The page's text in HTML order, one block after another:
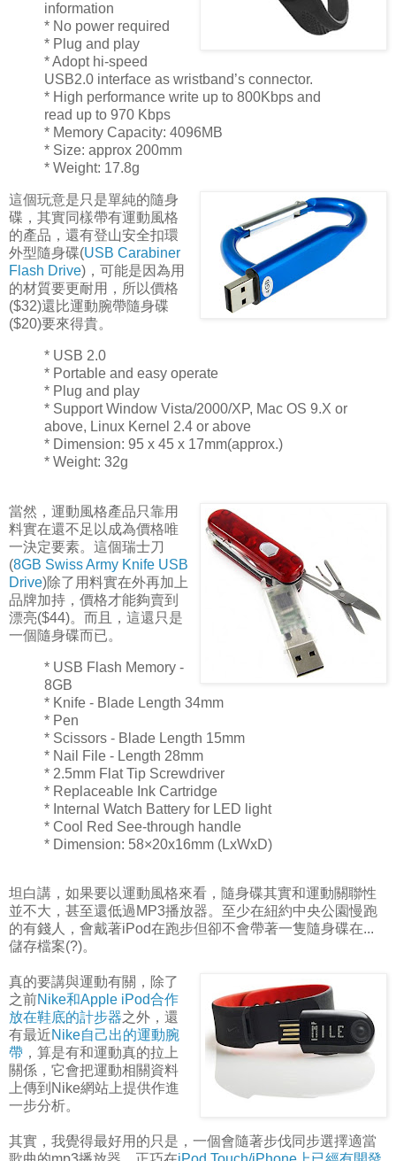
information
* No power required
* Plug and play
* Adopt hi-speed
USB2.0 interface as wristband’s connector.
* High performance write up to 800Kbps and
read up to 970 Kbps
* Memory Capacity: 4096MB
* Size: approx 200mm
* Weight: 17.8g
這個玩意是只是單純的隨身
碟，其實同樣帶有運動風格
的產品，還有登山安全扣環
外型隨身碟(USB Carabiner
Flash Drive)，可能是因為用
的材質要更耐用，所以價格
($32)還比運動腕帶隨身碟
($20)要來得貴。
* USB 2.0
* Portable and easy operate
* Plug and play
* Support Window Vista/2000/XP, Mac OS 9.X or
above, Linux Kernel 2.4 or above
* Dimension: 95 x 45 x 17mm(approx.)
* Weight: 32g
當然，運動風格產品只靠用
料實在還不足以成為價格唯
一決定要素。這個瑞士刀
(8GB Swiss Army Knife USB
Drive)除了用料實在外再加上
品牌加持，價格才能夠賣到
漂亮($44)。而且，這還只是
一個隨身碟而已。
* USB Flash Memory -
8GB
* Knife - Blade Length 34mm
* Pen
* Scissors - Blade Length 15mm
* Nail File - Length 28mm
* 2.5mm Flat Tip Screwdriver
* Replaceable Ink Cartridge
* Internal Watch Battery for LED light
* Cool Red See-through handle
* Dimension: 58×20x16mm (LxWxD)
坦白講，如果要以運動風格來看，隨身碟其實和運動關聯性
並不大，甚至還低過MP3播放器。至少在紐約中央公園慢跑
的有錢人，會戴著iPod在跑步但卻不會帶著一隻隨身碟在...
儲存檔案(?)。
真的要講與運動有關，除了
之前Nike和Apple iPod合作
放在鞋底的計步器之外，還
有最近Nike自己出的運動腕
帶 ，算是有和運動真的拉上
關係，它會把運動相關資料
上傳到Nike網站上提供作進
一步分析。
其實，我覺得最好用的只是，一個會隨著步伐同步選擇適當